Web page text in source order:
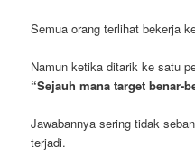
Semua orang terlihat bekerja
Namun ketika ditarik ke satu
“Sejauh mana target benar-
Jawabannya sering tidak
terjadi.